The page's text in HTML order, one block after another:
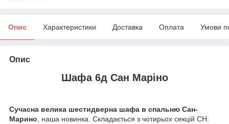
Опис Характеристики Доставка Оплата Умови
Опис
Шафа 6д Сан Маріно
Сучасна велика шестидверна шафа в спальню Сан-
Марино, наша новинка. Складається з чотирьох секцій СН: